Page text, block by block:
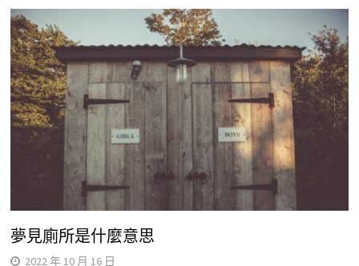
夢見廁所是什麼意思
2022 年 10 月 16 日